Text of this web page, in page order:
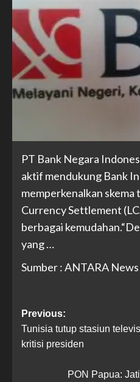
PT Bank Negara
aktif mendukung Bank
memperkenalkan skema
Currency Settlement
berbagai
yang …
Sumber : ANTARA
Previous:
Tunisia tutup stasiun
kritisi presiden
PON Papua: